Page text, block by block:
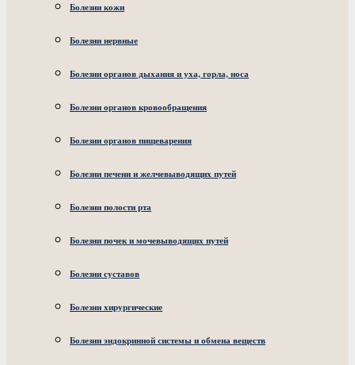
Болезни кожи
Болезни нервные
Болезни органов дыхания и уха, горла, носа
Болезни органов кровообращения
Болезни органов пищеварения
Болезни печени и желчевыводящих путей
Болезни полости рта
Болезни почек и мочевыводящих путей
Болезни суставов
Болезни хирургические
Болезни эндокринной системы и обмена веществ